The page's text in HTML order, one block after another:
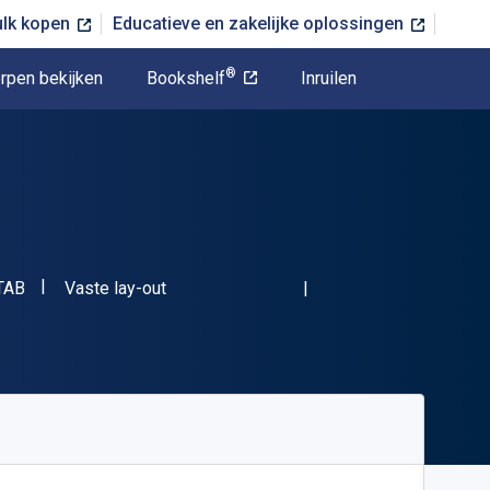
kopen Educatieve en zakelijke oplossingen
bekijken Bookshelf® Inruilen
"ISBN-13 07048KTAB"
Indeling
Vaste lay-out